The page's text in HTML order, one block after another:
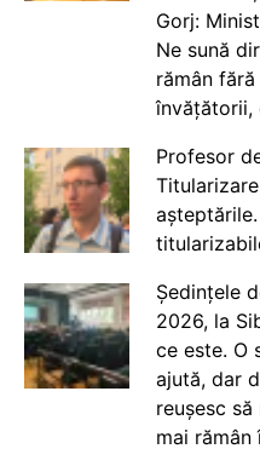
Gorj:
Ne sună
rămân
învățătorii,
Profesor
Ședințele
2026, la
ce este. O
ajută, dar
reușesc
mai rămân